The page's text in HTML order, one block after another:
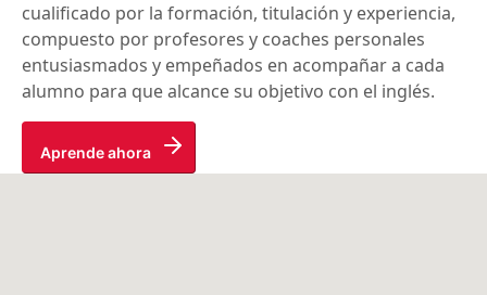
cualificado por la formación, titulación y experiencia,
compuesto por profesores y coaches personales
entusiasmados y empeñados en acompañar a cada
alumno para que alcance su objetivo con el inglés.
Aprende ahora